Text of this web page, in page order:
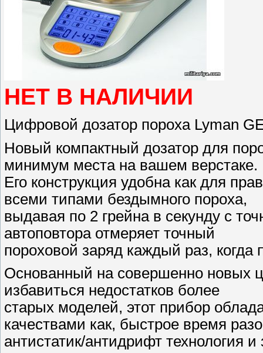
НЕТ В НАЛИЧИИ
Цифровой дозатор пороха Lyman
Новый компактный дозатор для
минимум места на вашем верстаке.
Его конструкция удобна как для
всеми типами бездымного пороха,
выдавая по 2 грейна в секунду с
автоповтора отмеряет точный
пороховой заряд каждый раз, когда
Основанный на совершенно новых
избавиться недостатков более
старых моделей, этот прибор
качествами как, быстрое время
антистатик/антидрифт технология